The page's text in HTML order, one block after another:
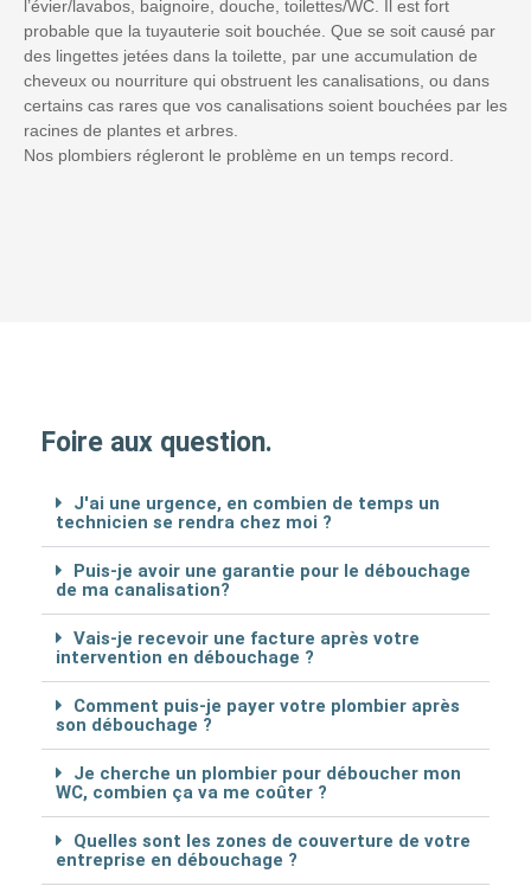
l’évier/lavabos, baignoire, douche, toilettes/WC. Il est fort
probable que la tuyauterie soit bouchée. Que se soit causé par
des lingettes jetées dans la toilette, par une accumulation de
cheveux ou nourriture qui obstruent les canalisations, ou dans
certains cas rares que vos canalisations soient bouchées par les
racines de plantes et arbres.
Nos plombiers régleront le problème en un temps record.
Foire aux question.
J'ai une urgence, en combien de temps un
technicien se rendra chez moi ?
Puis-je avoir une garantie pour le débouchage
de ma canalisation?
Vais-je recevoir une facture après votre
intervention en débouchage ?
Comment puis-je payer votre plombier après
son débouchage ?
Je cherche un plombier pour déboucher mon
WC, combien ça va me coûter ?
Quelles sont les zones de couverture de votre
entreprise en débouchage ?